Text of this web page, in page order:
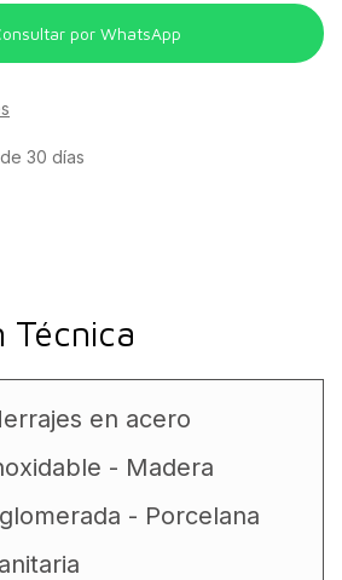
por WhatsApp
30 días
Técnica
en acero
- Madera
- Porcelana